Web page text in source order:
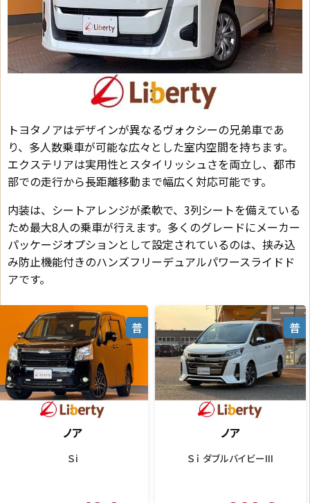
トヨタノアはデザインが異なるヴォクシーの兄弟車であ
り、多人数乗車が可能な広々とした室内空間を持ちます。
エクステリアは実用性とスタイリッシュさを両立し、都市
部での走行から長距離移動まで幅広く対応可能です。
内装は、シートアレンジが柔軟で、3列シートを備えている
ため最大8人の乗車が行えます。多くのグレードにメーカー
パッケージオプションとして設定されているのは、挟み込
み防止機能付きのハンズフリーデュアルパワースライドド
アです。
普
ノア
Ｓ－Ｚ
普
ノア